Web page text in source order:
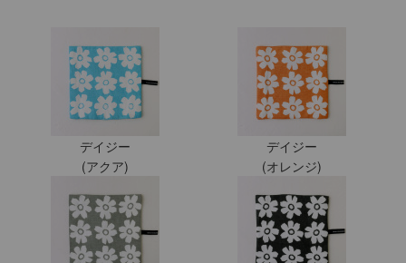
デイジー
(アクア)
デイジー
(オレンジ)